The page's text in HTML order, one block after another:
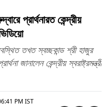
প্রার্থনারত কেন্দ্রীয়
তখত স্বচ্ছকান্ড শ্রী হাজুর
জানালেন কেন্দ্রীয় স্বরাষ্ট্রমন্ত্রী
PM IST